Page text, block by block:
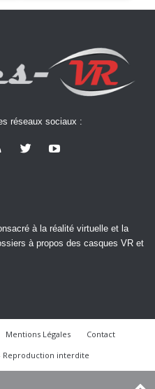
réseaux sociaux :
à la réalité virtuelle et la
à propos des casques VR et
Mentions Légales
Contact
Reproduction interdite